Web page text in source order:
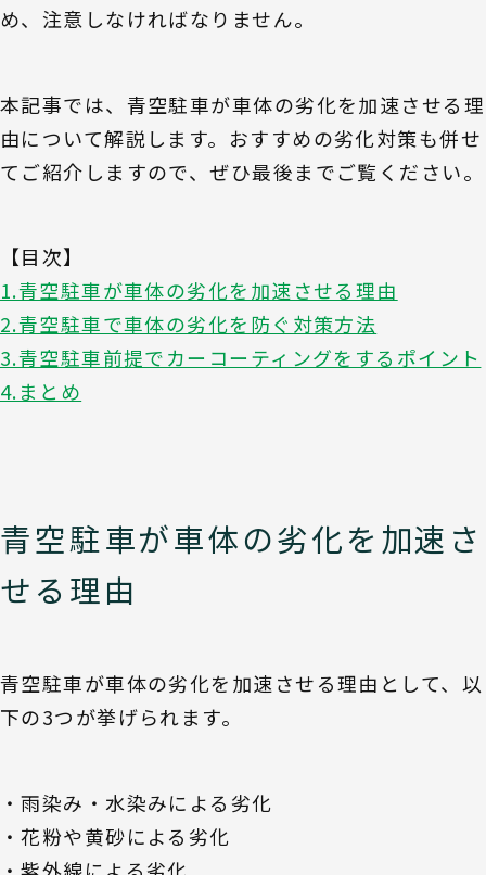
め、注意しなければなりません。
本記事では、青空駐車が車体の劣化を加速させる理
由について解説します。おすすめの劣化対策も併せ
てご紹介しますので、ぜひ最後までご覧ください。
【目次】
1.青空駐車が車体の劣化を加速させる理由
2.青空駐車で車体の劣化を防ぐ対策方法
3.青空駐車前提でカーコーティングをするポイント
4.まとめ
青空駐車が車体の劣化を加速さ
せる理由
青空駐車が車体の劣化を加速させる理由として、以
下の3つが挙げられます。
・雨染み・水染みによる劣化
・花粉や黄砂による劣化
・紫外線による劣化